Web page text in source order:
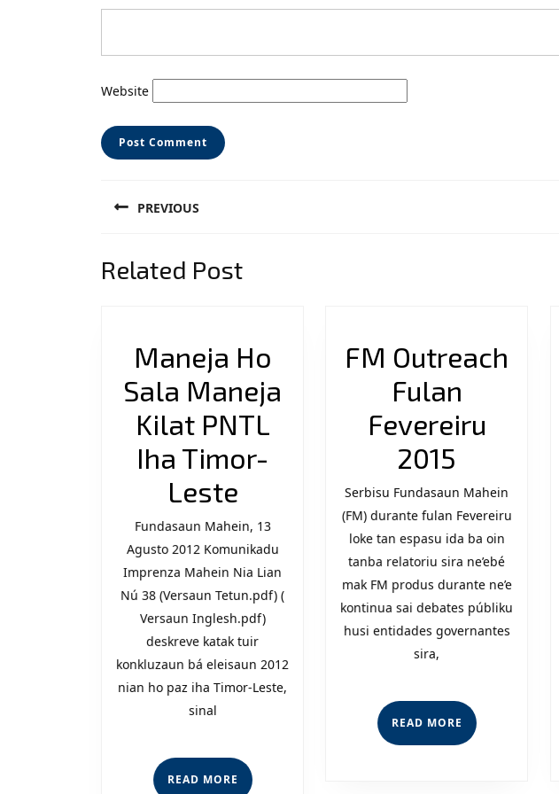
Website
navigation
PREVIOUS
post:
Related Post
Maneja Ho
Sala Maneja
Kilat PNTL
Iha Timor-
LesteManeja
Ho
Sala
Maneja
Kilat
PNTL
Iha
Leste
Fundasaun Mahein, 13
Agusto 2012 Komunikadu
Imprenza Mahein Nia Lian
Nú 38 (Versaun Tetun.pdf) (
Versaun Inglesh.pdf)
deskreve katak tuir
konkluzaun bá eleisaun 2012
nian ho paz iha Timor-Leste,
sinal
READ MORE READ
FM Outreach
Fulan
Fevereiru
2015
Outreach
Fulan
Fevereiru
2015
Serbisu Fundasaun Mahein
(FM) durante fulan Fevereiru
loke tan espasu ida ba oin
tanba relatoriu sira ne’ebé
mak FM produs durante ne’e
kontinua sai debates públiku
husi entidades governantes
sira,
READ MORE READ
MORE